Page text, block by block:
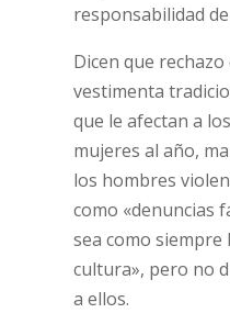
responsabilidad
Dicen que
vestimenta
que le afectan a
mujeres al año,
los hombres
como «denuncias
sea como siempre
cultura», pero no
a ellos.